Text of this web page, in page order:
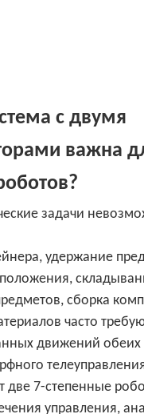
с двумя
важна
задачи
удержание
сборка
часто
движений обеих
две 7-степенные
управления,